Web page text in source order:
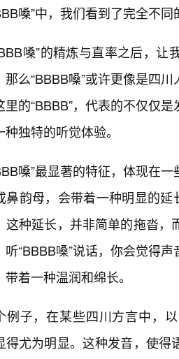
嗓”中，我们看到了完全不同
嗓”的精炼与直率之后，让
那么“BBBB嗓”或许更像是四
里的“BBBB”，代表的不仅仅
独特的听觉体验。
嗓”最显著的特征，体现在
鼻韵母，会带着一种明显的
这种延长，并非简单的拖沓
听“BBBB嗓”说话，你会觉得
着一种温润和绵长。
例子，在某些四川方言中，以
得尤为明显。这种发音，使